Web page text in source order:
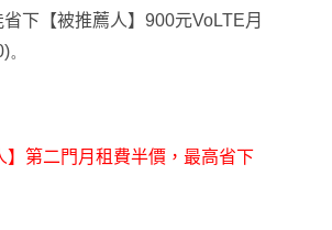
下【被推薦人】900元VoLTE月
。
】第二門月租費半價，最高省下